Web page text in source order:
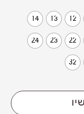
12
13
14
22
23
24
32